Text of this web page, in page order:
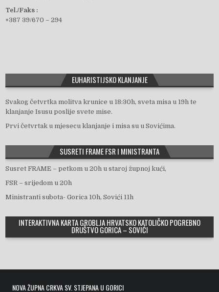
o
Tel./Faks :
+387 39/670 – 294
EUHARISTIJSKO KLANJANJE
Svakog četvrtka molitva krunice u 18:30h, sveta misa u 19h te
klanjanje Isusu poslije svete mise.
Prvi četvrtak u mjesecu klanjanje i misa su u Sovićima.
SUSRETI FRAME FSR I MINISTRANTA
Susret FRAME – petkom u 20h u staroj župnoj kući,
FSR – srijedom u 20h
Ministranti subota- Gorica 10h, Sovići 11h
INTERAKTIVNA KARTA GROBLJA HRVATSKO KATOLIČKO POGREBNO
DRUŠTVO GORICA – SOVIĆI
NOVA ŽUPNA CRKVA SV. STJEPANA U GORICI